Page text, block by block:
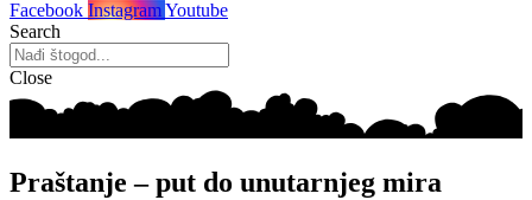
Facebook InstagramYoutube
Search
Close
Praštanje – put do unutarnjeg mira